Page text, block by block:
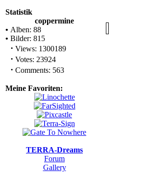
Statistik
coppermine
• Alben: 88
• Bilder: 815
· Views: 1300189
· Votes: 23924
· Comments: 563
Meine Favoriten:
TERRA-Dreams
Forum
Gallery